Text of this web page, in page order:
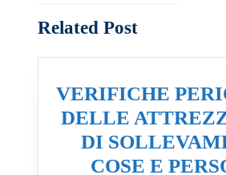
Related Post
VERIFICHE
DELLE
DI
COSE E